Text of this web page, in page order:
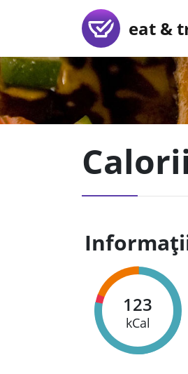
eat &
123
kCal